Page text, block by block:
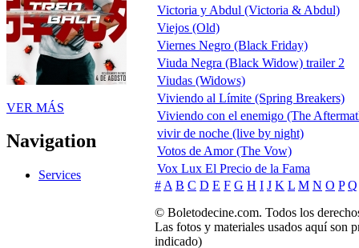
VER MÁS
Navigation
Services
Victoria y Abdul (Victoria & Abdul)
Viejos (Old)
Viernes Negro (Black Friday)
Viuda Negra (Black Widow) trailer 2
Viudas (Widows)
Viviendo al Límite (Spring Breakers)
Viviendo con el enemigo (The
vivir de noche (live by night)
Votos de Amor (The Vow)
Vox Lux El Precio de la Fama
# A B C D E F G H I J K L M N O P Q
© Boletodecine.com. Todos los
Las fotos y materiales usados aquí son
indicado)